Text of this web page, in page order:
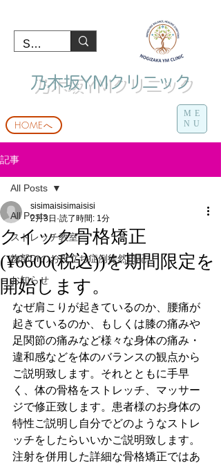
​ 乃木坂YMクリニック
HOMEへ
ME
NU
記事
All Posts
ストレッチ教室
物部Drのお役立ち症例徒然日記
お知らせ
All Posts
クイック骨格矯正
(¥6600(税込))を期間限定を
開始します。
sisimaisisimaisisi
2月3日 読了時間: 1分
​なぜ肩こりが起きているのか、腰痛が
起きているのか、もしくは膝の痛みや
足関節の痛みなど様々な身体の痛み・
違和感などを体のバランスの観点から
ご説明致します。それとともに手早
く、体の骨格をストレッチ、マッサー
ジで修正致します。患者様のお身体の
特性ご説明し自分でどのようなストレ
ッチをしたらいいかご説明致します。
注射を併用した詳細な骨格矯正ではあ